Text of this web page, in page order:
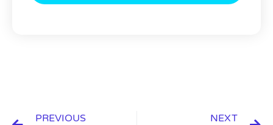
PREVIOUS NEXT